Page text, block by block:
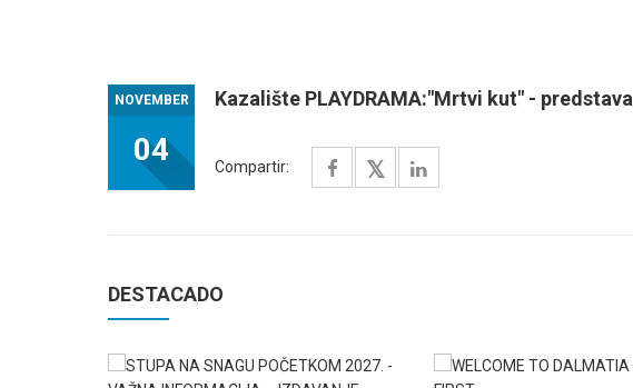
NOVEMBER
04
Kazalište PLAYDRAMA:"Mrtvi kut" - predstava
Compartir:
DESTACADO